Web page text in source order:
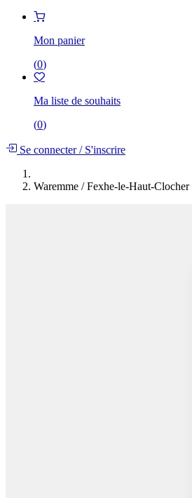
Mon panier
(0)
Ma liste de souhaits
(0)
Se connecter/S'inscrire
Waremme / Fexhe-le-Haut-Clocher